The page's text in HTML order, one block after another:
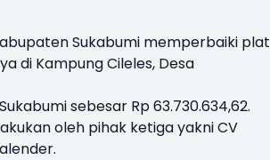
Sukabumi memperbaiki plat
di Kampung Cileles, Desa
sebesar Rp 63.730.634,62.
oleh pihak ketiga yakni CV